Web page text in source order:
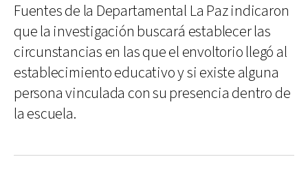
Fuentes de la Departamental La Paz indicaron
que la investigación buscará establecer las
circunstancias en las que el envoltorio llegó al
establecimiento educativo y si existe alguna
persona vinculada con su presencia dentro de
la escuela.